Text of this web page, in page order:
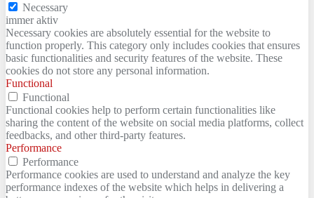
Necessary
immer aktiv
Necessary cookies are absolutely essential for the website to
function properly. This category only includes cookies that ensures
basic functionalities and security features of the website. These
cookies do not store any personal information.
Functional
Functional
Functional cookies help to perform certain functionalities like
sharing the content of the website on social media platforms, collect
feedbacks, and other third-party features.
Performance
Performance
Performance cookies are used to understand and analyze the key
performance indexes of the website which helps in delivering a